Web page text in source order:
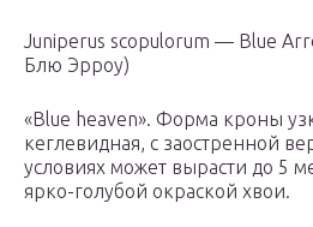
Juniperus scopulorum — Blue
Блю Эрроу)
«Blue heaven». Форма кроны
кеглевидная, с заостренной
условиях может вырасти до 5
ярко-голубой окраской хвои.